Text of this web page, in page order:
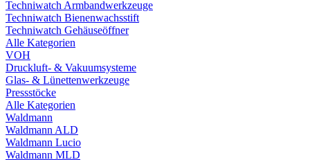
Techniwatch Armbandwerkzeuge
Techniwatch Bienenwachsstift
Techniwatch Gehäuseöffner
Alle Kategorien
VOH
Druckluft- & Vakuumsysteme
Glas- & Lünettenwerkzeuge
Pressstöcke
Alle Kategorien
Waldmann
Waldmann ALD
Waldmann Lucio
Waldmann MLD